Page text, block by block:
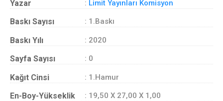
Yazar : Limit Yayınları Komisyon
Baskı Sayısı : 1.Baskı
Baskı Yılı : 2020
Sayfa Sayısı : 0
Kağıt Cinsi : 1.Hamur
En-Boy-Yükseklik : 19,50 X 27,00 X 1,00